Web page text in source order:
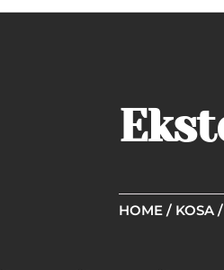
HOME / KOSA /